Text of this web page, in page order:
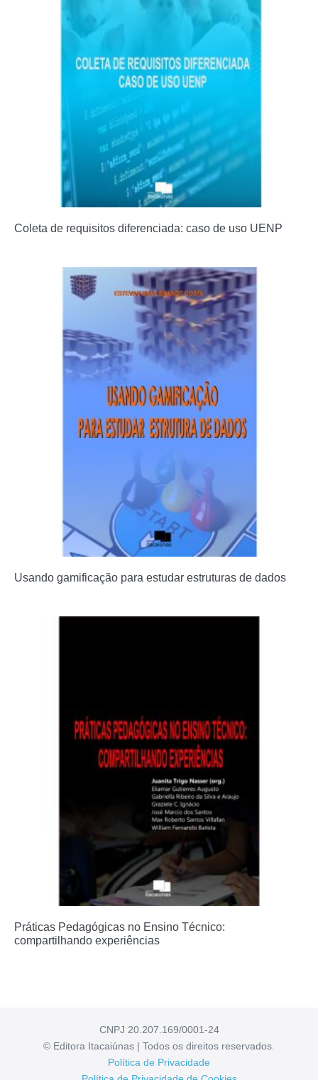
Coleta de requisitos diferenciada: caso de uso UENP
Usando gamificação para estudar estruturas de dados
Práticas Pedagógicas no Ensino Técnico:
compartilhando experiências
CNPJ 20.207.169/0001-24
© Editora Itacaiúnas | Todos os direitos reservados.
Política de Privacidade